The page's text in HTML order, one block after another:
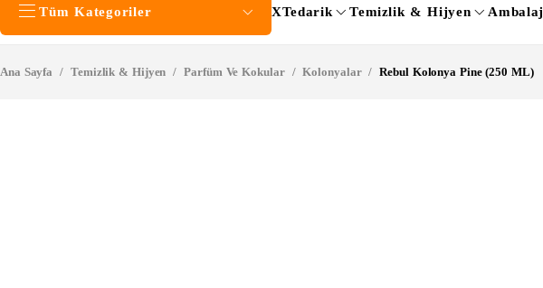
Tüm Kategoriler XTedarik Temizlik & Hijyen Ambalaj
Ana Sayfa / Temizlik & Hijyen / Parfüm Ve Kokular / Kolonyalar / Rebul Kolonya Pine (250 ML)